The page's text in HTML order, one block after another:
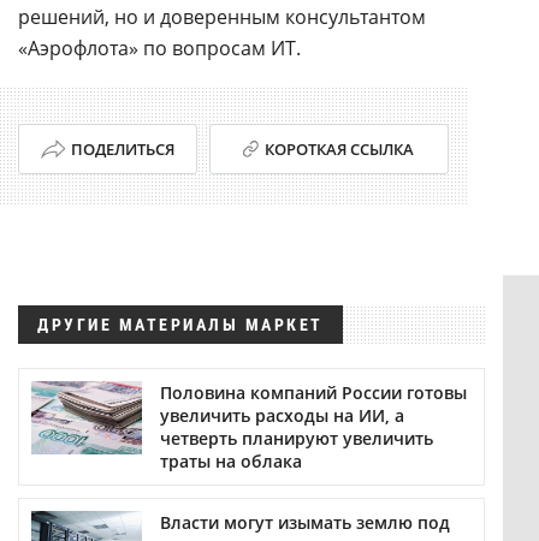
решений, но и доверенным консультантом
«Аэрофлота» по вопросам ИТ.
ПОДЕЛИТЬСЯ КОРОТКАЯ ССЫЛКА
ДРУГИЕ МАТЕРИАЛЫ МАРКЕТ
Половина компаний России готовы
увеличить расходы на ИИ, а
четверть планируют увеличить
траты на облака
Власти могут изымать землю под